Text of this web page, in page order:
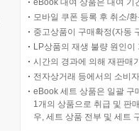
eBook 대여 상품은 대여 기
모바일 쿠폰 등록 후 취소/
중고상품이 구매확정(자동
LP상품의 재생 불량 원인
시간의 경과에 의해 재판매
전자상거래 등에서의 소비
eBook 세트 상품은 일괄 구
1개의 상품으로 취급 및 판
우, 세트 상품 전부 및 세트